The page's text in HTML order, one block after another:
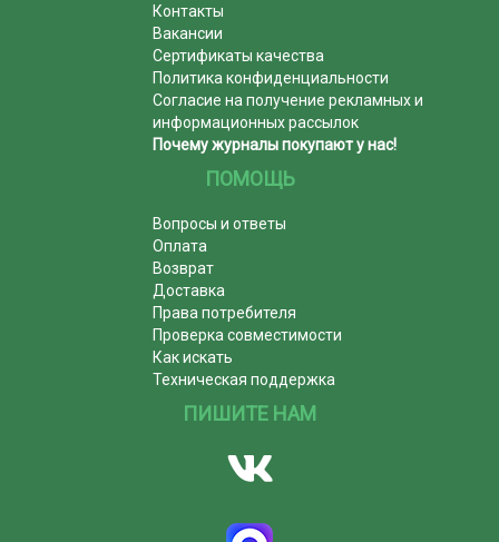
Контакты
Вакансии
Сертификаты качества
Политика конфиденциальности
Согласие на получение рекламных и
информационных рассылок
Почему журналы покупают у нас!
ПОМОЩЬ
Вопросы и ответы
Оплата
Возврат
Доставка
Права потребителя
Проверка совместимости
Как искать
Техническая поддержка
ПИШИТЕ НАМ